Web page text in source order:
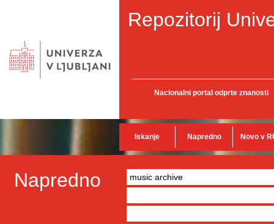
Repozitorij
Nacionalni portal odprte znanosti
Iskanje Napredno Novo v
Napredno